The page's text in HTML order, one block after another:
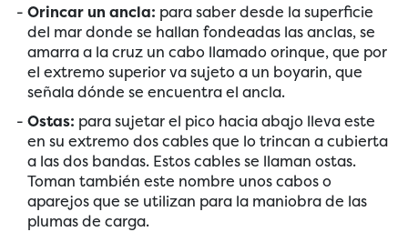
Orincar un ancla: para saber desde la superficie
del mar donde se hallan fondeadas las anclas, se
amarra a la cruz un cabo llamado orinque, que por
el extremo superior va sujeto a un boyarin, que
señala dónde se encuentra el ancla.
Ostas: para sujetar el pico hacia abajo lleva este
en su extremo dos cables que lo trincan a cubierta
a las dos bandas. Estos cables se llaman ostas.
Toman también este nombre unos cabos o
aparejos que se utilizan para la maniobra de las
plumas de carga.